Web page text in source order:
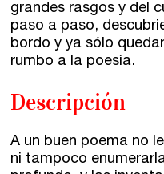
Guía Rápida
Dónde estamos
Sede central:
Cervantes nº21, entlo.
28014 Madrid
grandes rasgos y del
paso a paso,
bordo y ya sólo
rumbo a la poesía.
Descripción
A un buen poema no
ni tampoco